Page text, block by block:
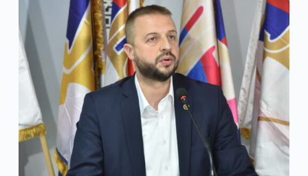
Вијести
Изабрани представници
Контакт